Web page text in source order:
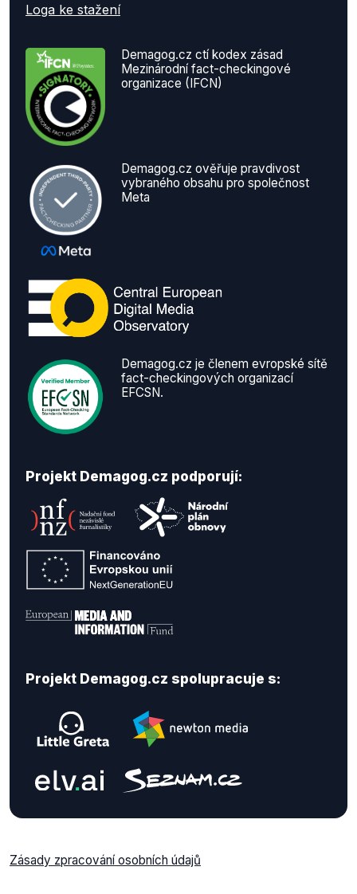
Loga ke stažení
Demagog.cz ctí kodex zásad
Mezinárodní fact-checkingové
organizace (IFCN)
Demagog.cz ověřuje pravdivost
vybraného obsahu pro společnost
Meta
Demagog.cz je členem evropské sítě
fact-checkingových organizací
EFCSN.
Projekt Demagog.cz podporují:
Projekt Demagog.cz spolupracuje s:
Zásady zpracování osobních údajů